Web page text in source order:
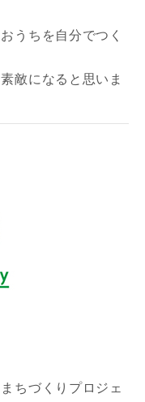
うちを自分でつく
敵になると思いま
ちづくりプロジェ